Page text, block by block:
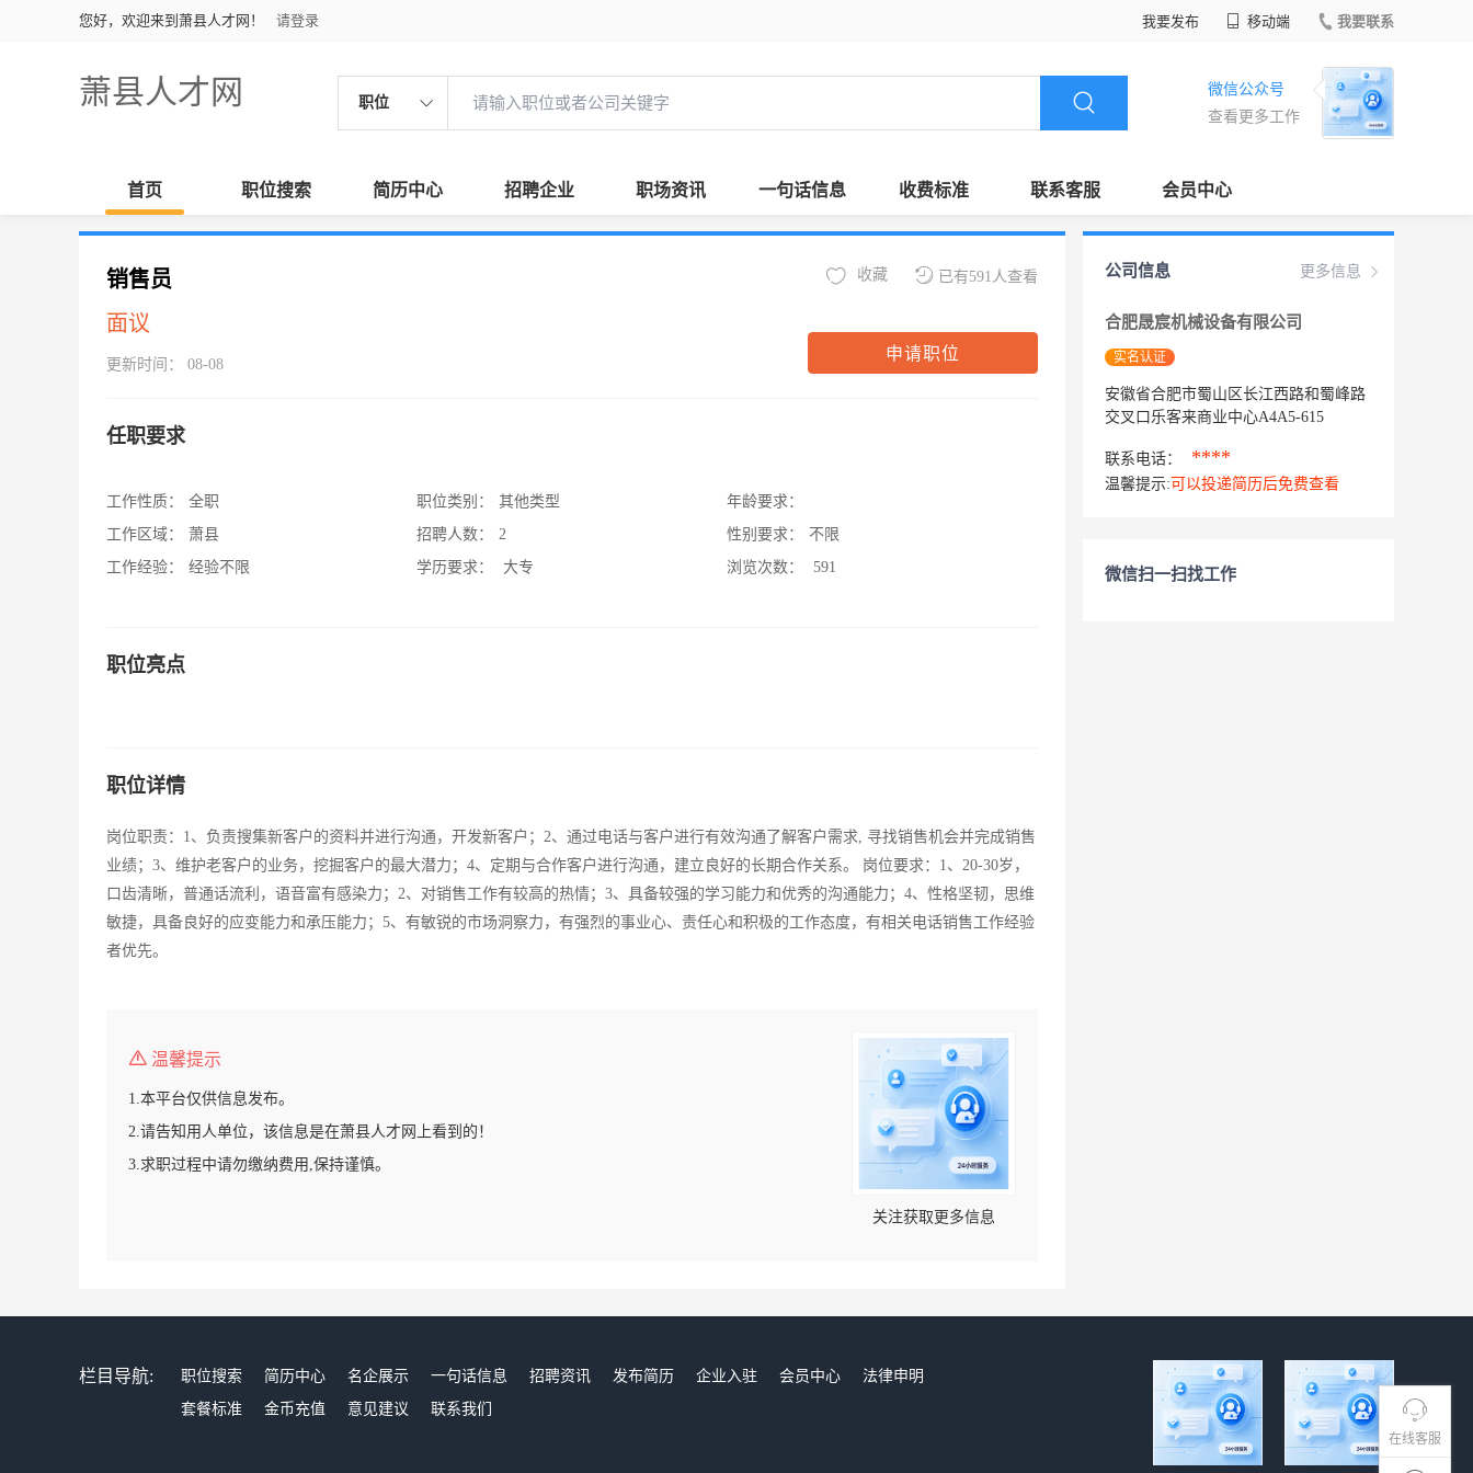
您好，欢迎来到萧县人才网！ 请登录 我要发布 移动端 我要联系
萧县人才网 职位
微信公众号
查看更多工作
首页 职位搜索 简历中心 招聘企业 职场资讯 一句话信息 收费标准 联系客服 会员中心
在线客服
销售员
面议
更新时间： 08-08
已有591人查看
收藏
申请职位
任职要求
工作性质：
全职
工作区域：
萧县
工作经验：
经验不限
职位类别：
其他类型
招聘人数：
2
学历要求：
大专
年龄要求：
性别要求：
不限
浏览次数：
591
职位亮点
职位详情
岗位职责：1、负责搜集新客户的资料并进行沟通，开发新客户；2、通过电话与客户进行有效沟通了解客户需求, 寻找销售机会并完成销售
业绩；3、维护老客户的业务，挖掘客户的最大潜力；4、定期与合作客户进行沟通，建立良好的长期合作关系。 岗位要求：1、20-30岁，
口齿清晰，普通话流利，语音富有感染力；2、对销售工作有较高的热情；3、具备较强的学习能力和优秀的沟通能力；4、性格坚韧，思维
敏捷，具备良好的应变能力和承压能力；5、有敏锐的市场洞察力，有强烈的事业心、责任心和积极的工作态度，有相关电话销售工作经验
者优先。
温馨提示
1.本平台仅供信息发布。
2.请告知用人单位，该信息是在萧县人才网上看到的！
3.求职过程中请勿缴纳费用,保持谨慎。
关注获取更多信息
更多信息
公司信息
合肥晟宸机械设备有限公司
实名认证
安徽省合肥市蜀山区长江西路和蜀峰路
交叉口乐客来商业中心A4A5-615
联系电话： ****
温馨提示: 可以投递简历后免费查看
微信扫一扫找工作
栏目导航: 职位搜索 简历中心 名企展示 一句话信息 招聘资讯 发布简历 企业入驻 会员中心
法律申明
套餐标准
金币充值 意见建议 联系我们